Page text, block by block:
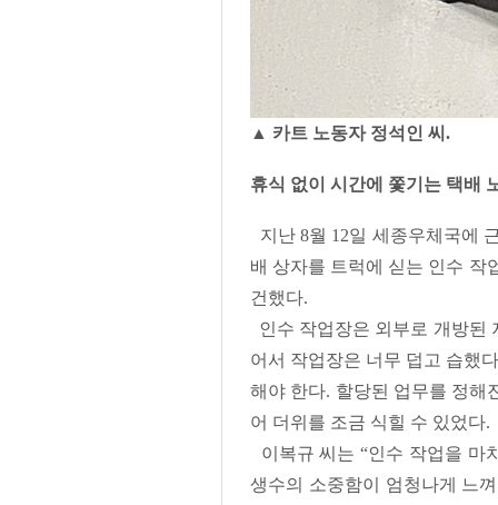
▲ 카트 노동자 정석인 씨.
휴식 없이 시간에 쫓기는 택배
지난 8월 12일 세종우체국에
배 상자를 트럭에 싣는 인수 작
건했다.
인수 작업장은 외부로 개방된
어서 작업장은 너무 덥고 습했
해야 한다. 할당된 업무를 정해
어 더위를 조금 식힐 수 있었다.
이복규 씨는 “인수 작업을 마
생수의 소중함이 엄청나게 느